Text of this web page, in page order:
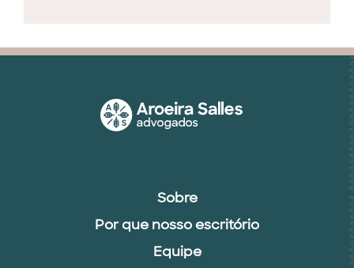
Sobre
Por que nosso escritório
Equipe